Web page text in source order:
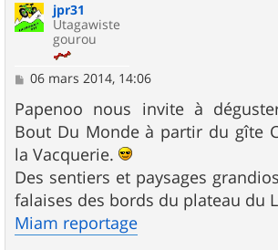
jpr31
Utagawiste
gourou
M
s
s
a
g
e
06 mars 2014, 14:06
Papenoo nous invite à
Bout Du Monde à partir du gîte
la Vacquerie.
Des sentiers et paysages
falaises des bords du plateau du
Miam reportage